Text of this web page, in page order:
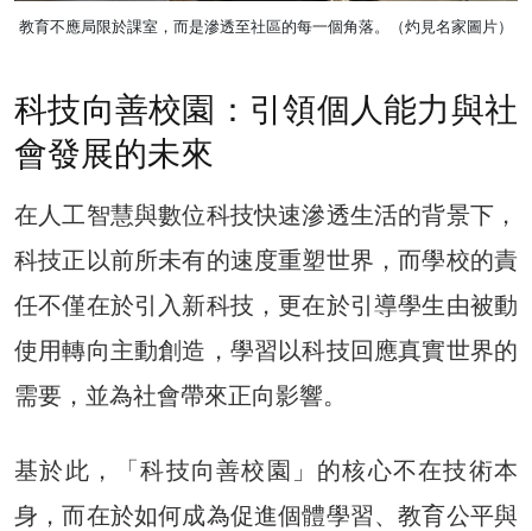
教育不應局限於課室，而是滲透至社區的每一個角落。（灼見名家圖片）
科技向善校園：引領個人能力與社
會發展的未來
在人工智慧與數位科技快速滲透生活的背景下，
科技正以前所未有的速度重塑世界，而學校的責
任不僅在於引入新科技，更在於引導學生由被動
使用轉向主動創造，學習以科技回應真實世界的
需要，並為社會帶來正向影響。
基於此，「科技向善校園」的核心不在技術本
身，而在於如何成為促進個體學習、教育公平與